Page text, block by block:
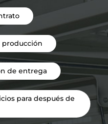
producción
de entrega
para después de